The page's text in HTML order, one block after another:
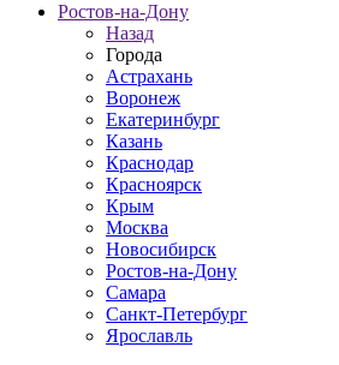
Ростов-на-Дону
Назад
Города
Астрахань
Воронеж
Екатеринбург
Казань
Краснодар
Красноярск
Крым
Москва
Новосибирск
Ростов-на-Дону
Самара
Санкт-Петербург
Ярославль